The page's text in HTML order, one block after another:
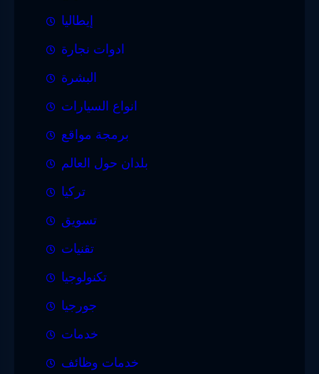
إيطاليا
ادوات نجارة
البشرة
انواع السيارات
برمجة مواقع
بلدان حول العالم
تركيا
تسويق
تقنيات
تكنولوجيا
جورجيا
خدمات
خدمات وظائف